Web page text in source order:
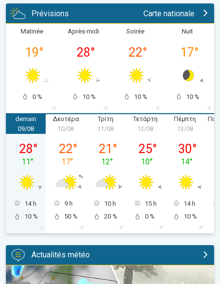
Prévisions Carte nationale
Matinée
19°
0 %
Après-midi
28°
10 %
Soirée
22°
10 %
Nuit
17°
10 %
demain
Κυριακή 09/08
09/08
28°
11°
14 h
10 %
Δευτέρα
Δευτέρα 10/08
10/08
22°
17°
9 h
50 %
Τρίτη
11/08
21 °
12°
10 h
20 %
Τετάρτη
Τετάρτη 12/08
12/08
25°
10°
15 h
0 %
Πέμπτη
13/08
30°
14°
14 h
10 %
Actualités météo
Orage de grêle gigantesque en Pologne. Fortes intempéries. . .